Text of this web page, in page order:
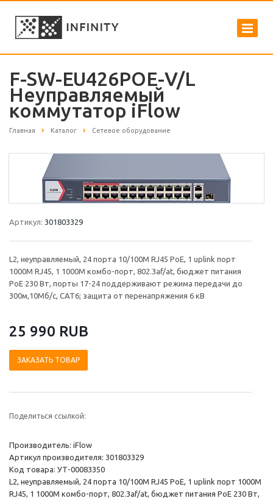
F-SW-EU426POE-V/L
Неуправляемый
коммутатор iFlow
Главная Каталог Сетевое оборудование
Артикул: 301803329
L2, неуправляемый, 24 порта 10/100M RJ45 PoE, 1 uplink порт
1000М RJ45, 1 1000М комбо-порт, 802.3af/at, бюджет питания
PoE 230 Вт, порты 17-24 поддерживают режима передачи до
300м,10Мб/с, CAT6; защита от перенапряжения 6 кВ
25 990 RUB
ЗАКАЗАТЬ ТОВАР
Поделиться ссылкой:
Производитель: iFlow
Артикул производителя: 301803329
Код товара: УТ-00083350
L2, неуправляемый, 24 порта 10/100M RJ45 PoE, 1 uplink порт 1000М
RJ45, 1 1000М комбо-порт, 802.3af/at, бюджет питания PoE 230 Вт,